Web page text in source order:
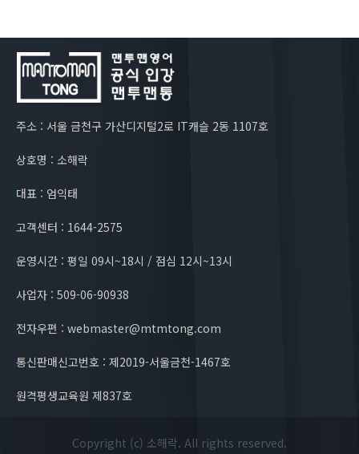
주소 : 서울 금천구 가산디지털2로 IT캐슬 2동 1107호
상호명 : 소해락
대표 : 엄익태
고객센터 : 1644-2575
운영시간 : 평일 09시~18시 / 점심 12시~13시
사업자 : 509-06-90938
전자우편 : webmaster@mtmtong.com
통신판매신고번호 : 제2019-서울금천-1467호
원격평생교육원 제837호
Copyright (c) 소해락. All rights reserved.